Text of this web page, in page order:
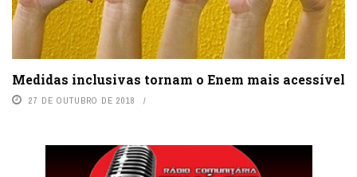
Medidas inclusivas tornam o Enem mais acessível
27 DE OUTUBRO DE 2018